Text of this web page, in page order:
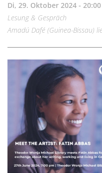
Di, 29. Oktober 2024 -
Lesung & Gespräch
Amadú Dafé (Guinea-Bissau)